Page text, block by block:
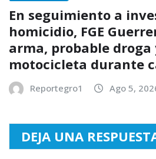
En seguimiento a
homicidio, FGE
arma, probable droga
motocicleta durante
Reportegro1 Ago 5,
DEJA UNA